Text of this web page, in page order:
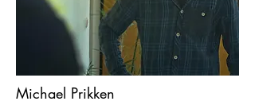
Michael Prikken